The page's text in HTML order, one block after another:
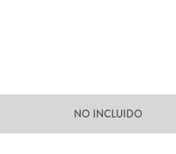
NO INCLUIDO